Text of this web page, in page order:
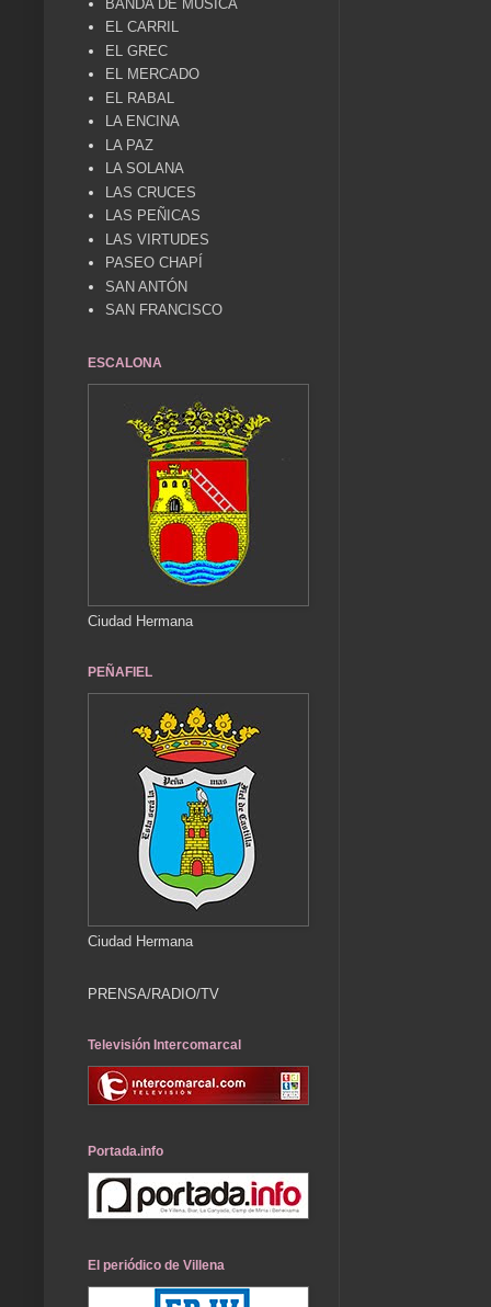
BANDA DE MÚSICA
EL CARRIL
EL GREC
EL MERCADO
EL RABAL
LA ENCINA
LA PAZ
LA SOLANA
LAS CRUCES
LAS PEÑICAS
LAS VIRTUDES
PASEO CHAPÍ
SAN ANTÓN
SAN FRANCISCO
ESCALONA
Ciudad Hermana
PEÑAFIEL
Ciudad Hermana
PRENSA/RADIO/TV
Televisión Intercomarcal
Portada.info
El periódico de Villena